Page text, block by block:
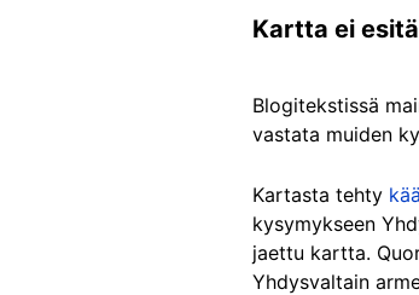
Kartta ei
Blogitekstissä
vastata muiden
Kartasta tehty
kysymykseen
jaettu kartta.
Yhdysvaltain